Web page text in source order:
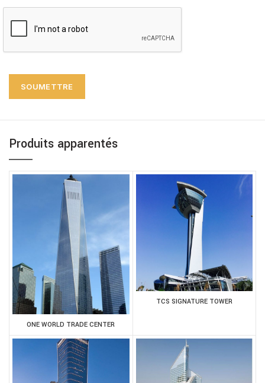
Produits apparentés
ONE WORLD TRADE CENTER
TCS SIGNATURE TOWER